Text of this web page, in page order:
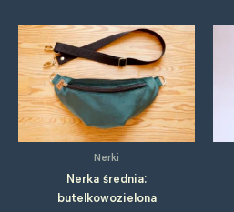
Nerki
Nerka średnia:
butelkowozielona